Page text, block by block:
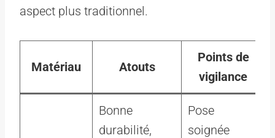
aspect plus traditionnel.
Matériau Atouts
Points de
vigilance
Bonne
durabilité,
Pose
soignée